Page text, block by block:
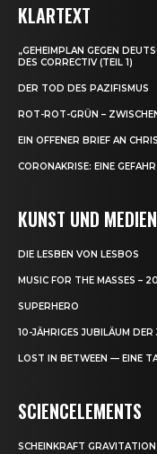
KLARTEXT
„GEHEIMPLAN GEGEN
DES CORRECTIV (TEIL 1)
DER TOD DES PAZIFISMUS
ROT-ROT-GRÜN –
EIN OFFENER BRIEF AN
CORONAKRISE: EINE
KUNST UND MEDIEN
DIE LESBEN VON LESBOS
MUSIC FOR THE MASSES –
SUPERHERO
10-JÄHRIGES JUBILÄUM
LOST IN BETWEEN — EINE
SCIENCELEMENTS
SCHEINKRAFT GRAVITATION